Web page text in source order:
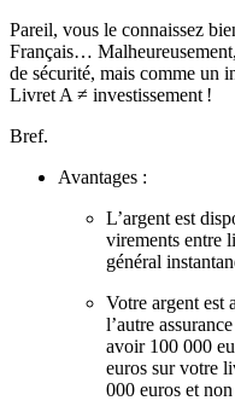
Pareil, vous le connaissez
Français…
de sécurité, mais comme un
Livret A ≠ investissement !
Bref.
Avantages :
L’argent est
virements entre
général
Votre argent est
l’autre
avoir 100 000
euros sur votre
000 euros et